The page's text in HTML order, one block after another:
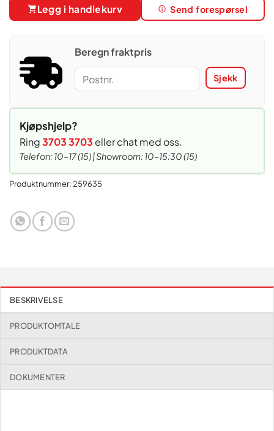
Legg i handlekurv Send forespørsel
Beregn fraktpris
Sjekk
Kjøpshjelp?
Ring3703 3703 eller chat med oss.
Telefon: 10–17 (15) | Showroom: 10–15:30 (15)
Produktnummer:259635
BESKRIVELSE
PRODUKTOMTALE
PRODUKTDATA
DOKUMENTER